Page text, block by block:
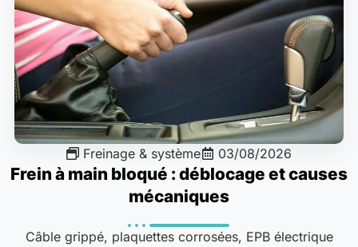
Freinage & système 03/08/2026
Frein à main bloqué : déblocage et causes
mécaniques
Câble grippé, plaquettes corrosées, EPB électrique